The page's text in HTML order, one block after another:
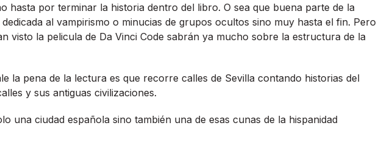
hasta por terminar la historia dentro del libro. O sea que buena parte de la
al vampirismo o minucias de grupos ocultos sino muy hasta el fin. Pero
visto la pelicula de Da Vinci Code sabrán ya mucho sobre la estructura de la
la pena de la lectura es que recorre calles de Sevilla contando historias del
y sus antiguas civilizaciones.
una ciudad española sino también una de esas cunas de la hispanidad